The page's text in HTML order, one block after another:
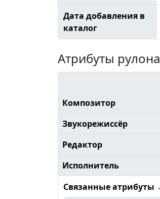
Дата добавления в
каталог
Атрибуты рулона
Композитор
Звукорежиссёр
Редактор
Исполнитель
Связанные атрибуты